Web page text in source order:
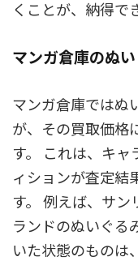
くことが、納得で
マンガ倉庫のぬ
マンガ倉庫ではぬ
が、その買取価格
す。 これは、キ
ィションが査定結
す。 例えば、サ
ランドのぬいぐる
いた状態のものは